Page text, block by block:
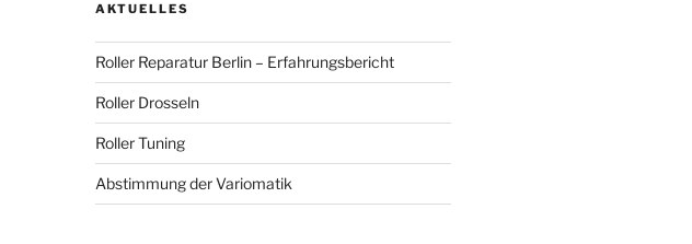
AKTUELLES
Roller Reparatur Berlin – Erfahrungsbericht
Roller Drosseln
Roller Tuning
Abstimmung der Variomatik